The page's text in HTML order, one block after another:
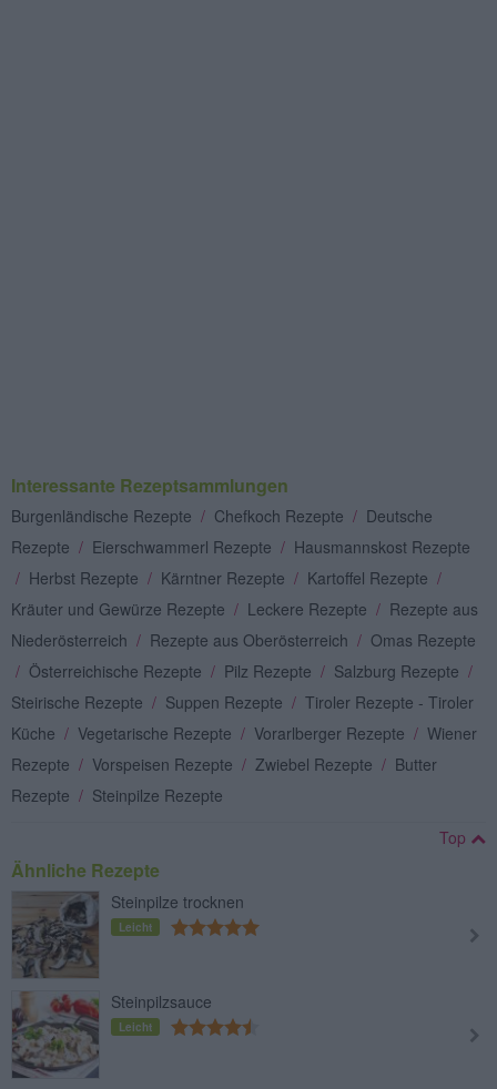
Interessante Rezeptsammlungen
Burgenländische Rezepte / Chefkoch Rezepte / Deutsche
Rezepte / Eierschwammerl Rezepte / Hausmannskost Rezepte
/ Herbst Rezepte / Kärntner Rezepte / Kartoffel Rezepte /
Kräuter und Gewürze Rezepte / Leckere Rezepte / Rezepte aus
Niederösterreich / Rezepte aus Oberösterreich / Omas Rezepte
/ Österreichische Rezepte / Pilz Rezepte / Salzburg Rezepte /
Steirische Rezepte / Suppen Rezepte / Tiroler Rezepte - Tiroler
Küche / Vegetarische Rezepte / Vorarlberger Rezepte / Wiener
Rezepte / Vorspeisen Rezepte / Zwiebel Rezepte / Butter
Rezepte / Steinpilze Rezepte
Top
Ähnliche Rezepte
Steinpilze trocknen
Leicht
Steinpilzsauce
Leicht